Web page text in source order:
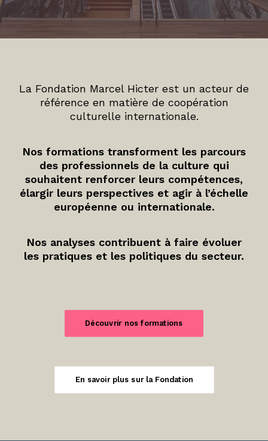
La Fondation Marcel Hicter est un acteur de
référence en matière de coopération
culturelle internationale.
Nos formations transforment les parcours
des professionnels de la culture qui
souhaitent renforcer leurs compétences,
élargir leurs perspectives et agir à l’échelle
européenne ou internationale.
Nos analyses contribuent à faire évoluer
les pratiques et les politiques du secteur.
Découvrir nos formations
En savoir plus sur la Fondation